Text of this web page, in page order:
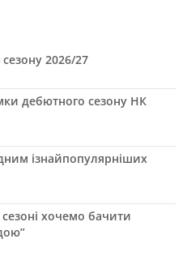
2026/27
дебютного сезону НК
ізнайпопулярніших
хочемо бачити